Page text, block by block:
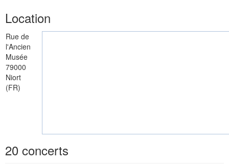
Location
Rue de
l'Ancien
Musée
79000
Niort
(FR)
20 concerts